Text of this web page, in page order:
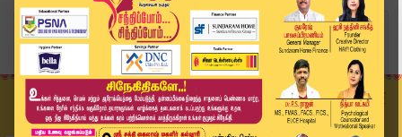
Home
வீடியோ ஸ்டோரி
TN District News Today: மாவட்ட செய்திகள் | 2 JU...